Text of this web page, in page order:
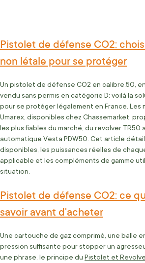
Pistolet de défense CO2:
non létale pour se protéger
Un pistolet de défense CO2 en calibre.50,
vendu sans permis en catégorie D: voilà la
pour se protéger légalement en France. Les
Umarex, disponibles chez Chassemarket,
les plus fiables du marché, du revolver TR50
automatique Vesta PDW50. Cet article
disponibles, les puissances réelles de
applicable et les compléments de gamme
situation.
Pistolet de défense CO2: ce
savoir avant d'acheter
Une cartouche de gaz comprimé, une balle
pression suffisante pour stopper un
une phrase, le principe du Pistolet et